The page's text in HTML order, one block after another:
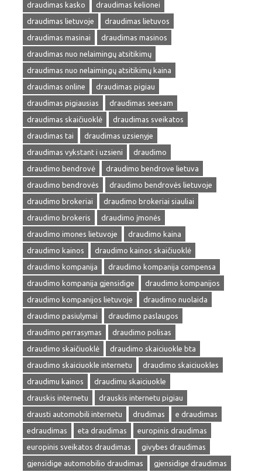
draudimas kasko
draudimas kelionei
draudimas lietuvoje
draudimas lietuvos
draudimas masinai
draudimas masinos
draudimas nuo nelaimingų atsitikimų
draudimas nuo nelaimingų atsitikimų kaina
draudimas online
draudimas pigiau
draudimas pigiausias
draudimas seesam
draudimas skaičiuoklė
draudimas sveikatos
draudimas tai
draudimas uzsienyje
draudimas vykstant i uzsieni
draudimo
draudimo bendrovė
draudimo bendrove lietuva
draudimo bendrovės
draudimo bendrovės lietuvoje
draudimo brokeriai
draudimo brokeriai siauliai
draudimo brokeris
draudimo įmonės
draudimo imones lietuvoje
draudimo kaina
draudimo kainos
draudimo kainos skaičiuoklė
draudimo kompanija
draudimo kompanija compensa
draudimo kompanija gjensidige
draudimo kompanijos
draudimo kompanijos lietuvoje
draudimo nuolaida
draudimo pasiulymai
draudimo paslaugos
draudimo perrasymas
draudimo polisas
draudimo skaičiuoklė
draudimo skaiciuokle bta
draudimo skaiciuokle internetu
draudimo skaiciuokles
draudimu kainos
draudimu skaiciuokle
drauskis internetu
drauskis internetu pigiau
drausti automobili internetu
drudimas
e draudimas
edraudimas
eta draudimas
europinis draudimas
europinis sveikatos draudimas
givybes draudimas
gjensidige automobilio draudimas
gjensidige draudimas